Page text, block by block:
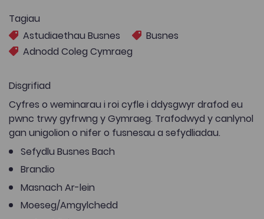
Tagiau
Astudiaethau Busnes
Busnes
Adnodd Coleg Cymraeg
Disgrifiad
Cyfres o weminarau i roi cyfle i ddysgwyr drafod eu
pwnc trwy gyfrwng y Gymraeg. Trafodwyd y canlynol
gan unigolion o nifer o fusnesau a sefydliadau.
Sefydlu Busnes Bach
Brandio
Masnach Ar-lein
Moeseg/Amgylchedd